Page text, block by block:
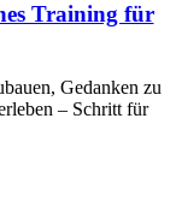
Training für
Gedanken zu
– Schritt für